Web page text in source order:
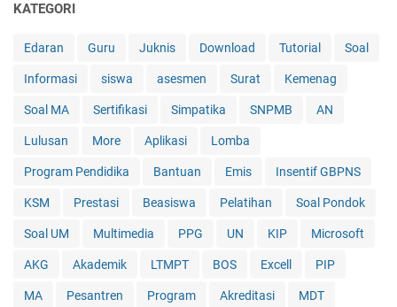
KATEGORI
Edaran Guru Juknis Download Tutorial Soal
Informasi siswa asesmen Surat Kemenag
Soal MA Sertifikasi Simpatika SNPMB AN
Lulusan More Aplikasi Lomba
Program Pendidika Bantuan Emis Insentif GBPNS
KSM Prestasi Beasiswa Pelatihan Soal Pondok
Soal UM Multimedia PPG UN KIP Microsoft
AKG Akademik LTMPT BOS Excell PIP
MA Pesantren Program Akreditasi MDT